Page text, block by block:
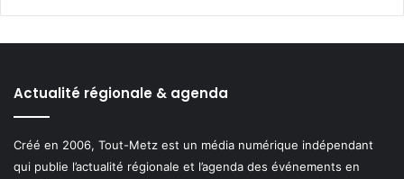
Actualité régionale & agenda
Créé en 2006, Tout-Metz est un média numérique indépendant
qui publie l’actualité régionale et l’agenda des événements en